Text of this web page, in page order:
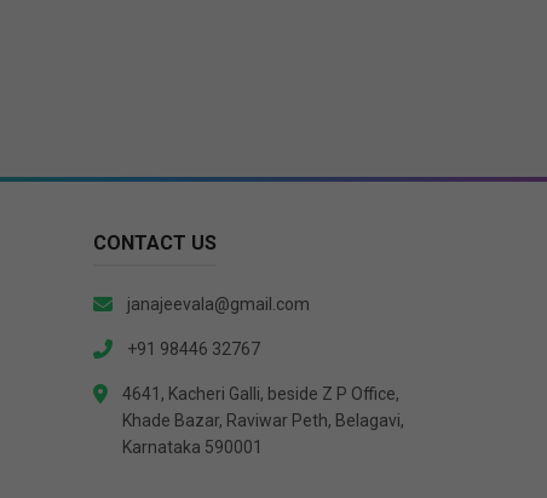
CONTACT US
janajeevala@gmail.com
+91 98446 32767
4641, Kacheri Galli, beside Z P Office,
Khade Bazar, Raviwar Peth, Belagavi,
Karnataka 590001